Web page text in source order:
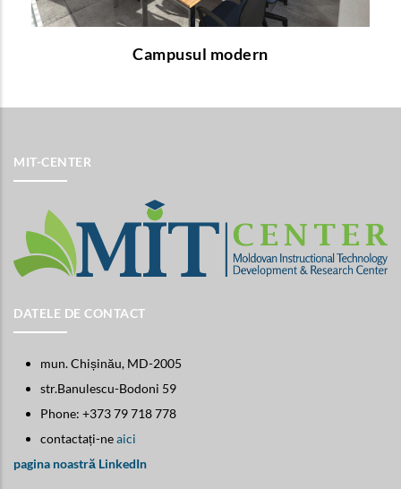
Campusul modern
MIT-CENTER
DATELE DE CONTACT
mun. Chișinău, MD-2005
str.Banulescu-Bodoni 59
Phone: +373 79 718 778
contactați-neaici
pagina noastră LinkedIn